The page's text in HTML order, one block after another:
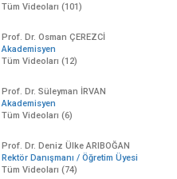
Tüm Videoları (101)
Prof. Dr. Osman ÇEREZCİ
Akademisyen
Tüm Videoları (12)
Prof. Dr. Süleyman İRVAN
Akademisyen
Tüm Videoları (6)
Prof. Dr. Deniz Ülke ARIBOĞAN
Rektör Danışmanı / Öğretim Üyesi
Tüm Videoları (74)